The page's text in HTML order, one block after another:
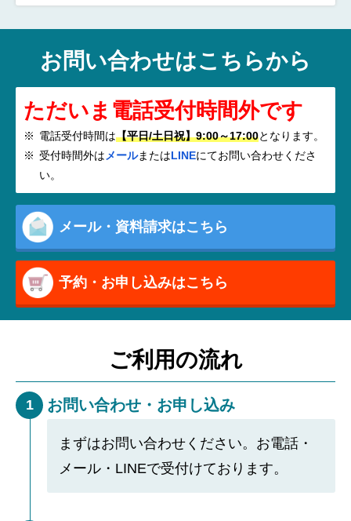
お問い合わせはこちらから
ただいま電話受付時間外です
電話受付時間は【平日/土日祝】9:00～17:00となります。
受付時間外は メールまたはLINEにてお問い合わせくださ
い。
メール・資料請求はこちら
予約・お申し込みはこちら
ご利用の流れ
1 お問い合わせ・お申し込み
まずはお問い合わせください。お電話・
メール・LINEで受付けております。